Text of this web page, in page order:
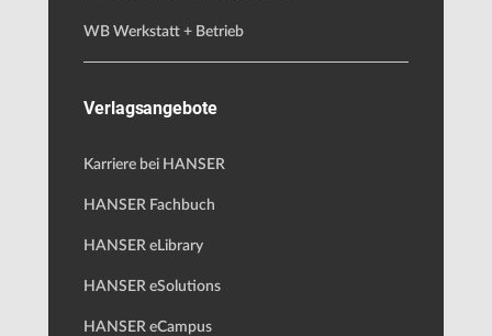
WB Werkstatt + Betrieb
Verlagsangebote
Karriere bei HANSER
HANSER Fachbuch
HANSER eLibrary
HANSER eSolutions
HANSER eCampus